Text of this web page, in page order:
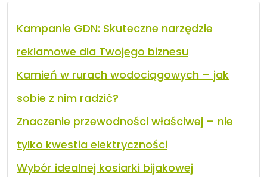
Kampanie GDN: Skuteczne narzędzie
reklamowe dla Twojego biznesu
Kamień w rurach wodociągowych – jak
sobie z nim radzić?
Znaczenie przewodności właściwej – nie
tylko kwestia elektryczności
Wybór idealnej kosiarki bijakowej